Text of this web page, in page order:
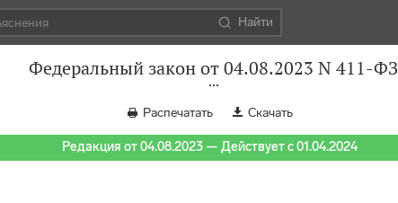
Найти
Федеральный закон от 04.08.2023 N 411-ФЗ
Распечатать Скачать
Редакция от 04.08.2023 — Действует с 01.04.2024